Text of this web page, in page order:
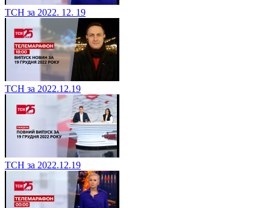
ТСН за 2022. 12. 19
ТСН за 2022.12.19
ТСН за 2022.12.19